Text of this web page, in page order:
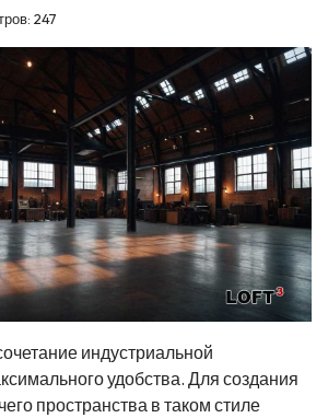
247
индустриальной
удобства. Для создания
пространства в таком стиле